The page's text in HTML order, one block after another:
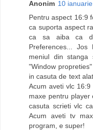
Anonim 10
Pentru aspect 16:9
ca suporta aspect
ca sa aiba ca
Preferences...
meniul din stanga
"Window
in casuta de text
Acum aveti vlc
maxe pentru player
casuta scrieti vlc
Acum aveti tv
program, e super!